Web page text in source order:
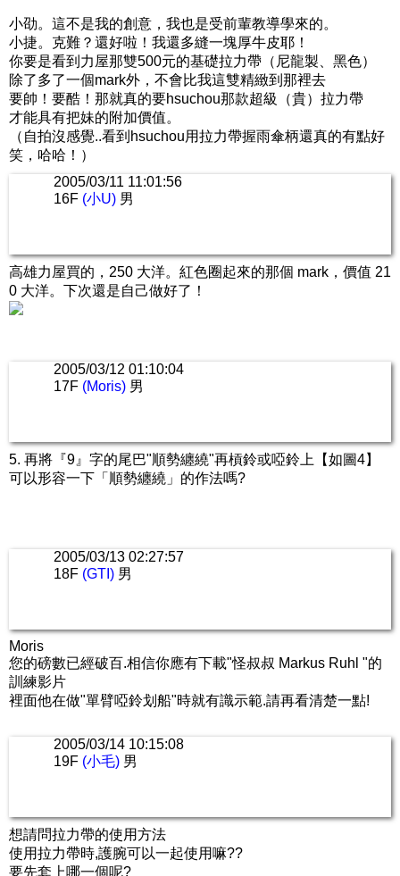
小劭。這不是我的創意，我也是受前輩教導學來的。
小捷。克難？還好啦！我還多縫一塊厚牛皮耶！
你要是看到力屋那雙500元的基礎拉力帶（尼龍製、黑色）
除了多了一個mark外，不會比我這雙精緻到那裡去
要帥！要酷！那就真的要hsuchou那款超級（貴）拉力帶
才能具有把妹的附加價值。
（自拍沒感覺..看到hsuchou用拉力帶握雨傘柄還真的有點好
笑，哈哈！）
2005/03/11 11:01:56
16F (小U) 男
高雄力屋買的，250 大洋。紅色圈起來的那個 mark，價值 21
0 大洋。下次還是自己做好了！
2005/03/12 01:10:04
17F (Moris) 男
5. 再將『9』字的尾巴"順勢纏繞"再槓鈴或啞鈴上【如圖4】
可以形容一下「順勢纏繞」的作法嗎?
2005/03/13 02:27:57
18F (GTI) 男
Moris
您的磅數已經破百.相信你應有下載"怪叔叔 Markus Ruhl "的
訓練影片
裡面他在做"單臂啞鈴划船"時就有識示範.請再看清楚一點!
2005/03/14 10:15:08
19F (小毛) 男
想請問拉力帶的使用方法
使用拉力帶時,護腕可以一起使用嘛??
要先套上哪一個呢?